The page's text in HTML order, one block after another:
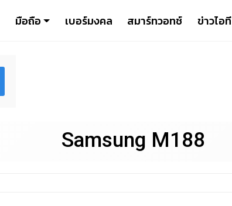
มือถือ เบอร์มงคล สมาร์ทวอทช์ ข่าวไอที
Samsung M188